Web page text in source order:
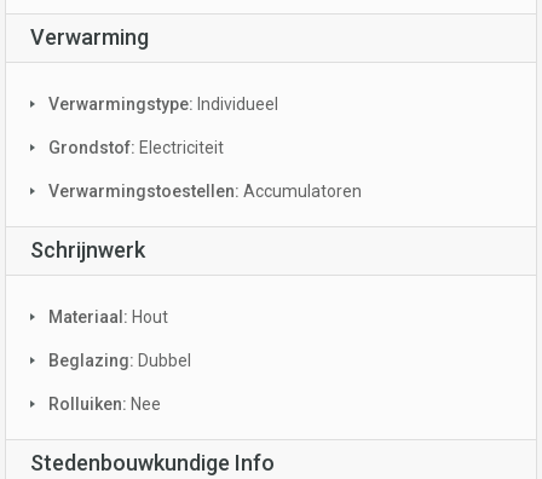
Verwarming
Verwarmingstype: Individueel
Grondstof: Electriciteit
Verwarmingstoestellen: Accumulatoren
Schrijnwerk
Materiaal: Hout
Beglazing: Dubbel
Rolluiken: Nee
Stedenbouwkundige Info